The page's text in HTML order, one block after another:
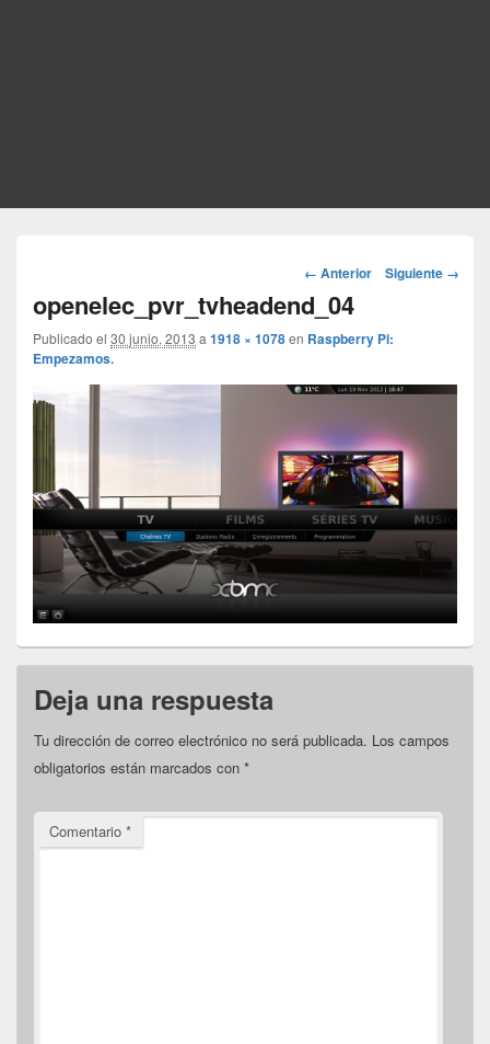
Navegador
de
imágenes
← Anterior Siguiente →
openelec_pvr_tvheadend_04
Publicado el 30 junio, 2013 a 1918 × 1078en Raspberry Pi:
Empezamos.
Deja una respuesta
Tu dirección de correo electrónico no será publicada. Los campos
obligatorios están marcados con *
Comentario *